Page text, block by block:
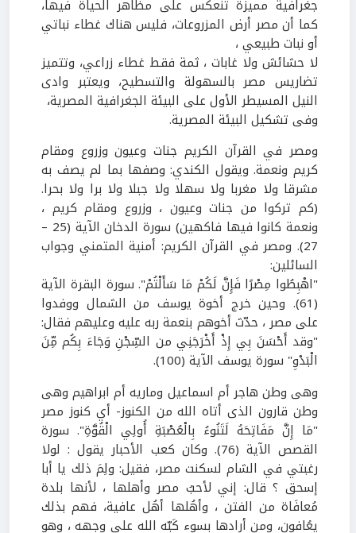
جغرافية مميزة تنعكس على مظاهر الحياة فيها،
كما أن مصر أرض المزروعات، فليس هناك غطاء نباتي
أو نبات طبيعي ،
لا حشائش ولا غابات ، ثمة فقط غطاء زراعي، وتتميز
تضاريس مصر بالسهولة والتسطيح، ويعتبر وادى
النيل المسيطر الأول على البيئة الجغرافية المصرية،
وفى تشكيل البيئة المصرية.
ومصر في القرآن الكريم جنات وعيون وزروع ومقام
كريم ونعمة. ويقول الكندي: وصفها بما لم يصف به
مشرقا ولا مغربا ولا سهلا ولا جبلا ولا برا ولا بحرا.
(كم تركوا من جنات وعيون ، وزروع ومقام كريم ،
ونعمة كانوا فيها فاكهين) سورة الدخان الآية (25 –
27). ومصر في القرآن الكريم: أمنية المتمني وجواب
السائلين:
"اهْبِطُوا مِصْرًا فَإِنَّ لَكُمْ مَا سَأَلْتُمْ". سورة البقرة الآية
(61). وحين خرج أخوة يوسف من الشمال ووفدوا
على مصر ، حدّث أخوهم بنعمة ربه عليه وعليهم فقال:
"وقد أَحْسَنَ بِي إِذْ أَخْرَجَنِي من السِّجْنِ وَجَاءَ بِكُم مِّنَ
الْبَدْوِ" سورة يوسف الآية (100).
وهى وطن هاجر أم اسماعيل وماريه أم ابراهيم وهى
وطن قارون الذى أتاه الله من الكنوز- أي كنوز مصر
"مَا إِنَّ مَفَاتِحَهُ لَتَنُوءُ بِالْعُصْبَةِ أُولِي الْقُوَّةِ". سورة
القصص الآية (76). وكان كعب الأحبار يقول : لولا
رغبتي في الشام لسكنت مصر، فقيل: ولِمَ ذلك يا أبا
إسحق ؟ قال: إني لأحبُ مصر وأهلها ، لأنها بلدة
مُعافَاة من الفتن ، وأهُلها أهُل عافية، فهم بذلك
يعُافون، ومن أرادها بسوء كَبّه الله على وجهه ، وهو